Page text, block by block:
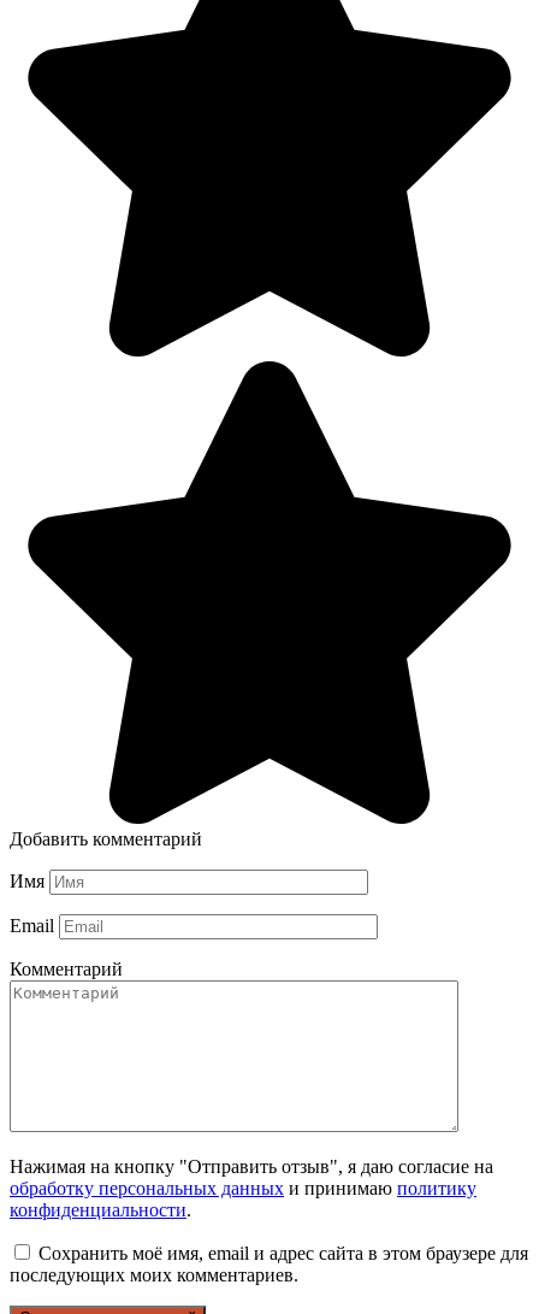
Добавить комментарий
Имя
Email
Комментарий
Нажимая на кнопку "Отправить отзыв", я даю согласие на
обработку персональных данных и принимаю политику
конфиденциальности.
Сохранить моё имя, email и адрес сайта в этом браузере для
последующих моих комментариев.